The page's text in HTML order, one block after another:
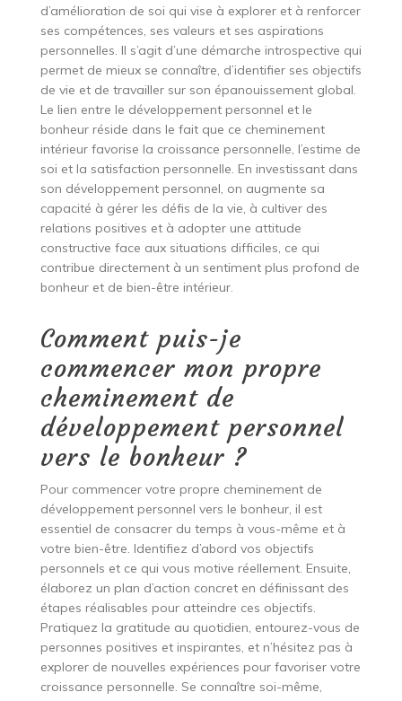
d’amélioration de soi qui vise à explorer et à renforcer
ses compétences, ses valeurs et ses aspirations
personnelles. Il s’agit d’une démarche introspective qui
permet de mieux se connaître, d’identifier ses objectifs
de vie et de travailler sur son épanouissement global.
Le lien entre le développement personnel et le
bonheur réside dans le fait que ce cheminement
intérieur favorise la croissance personnelle, l’estime de
soi et la satisfaction personnelle. En investissant dans
son développement personnel, on augmente sa
capacité à gérer les défis de la vie, à cultiver des
relations positives et à adopter une attitude
constructive face aux situations difficiles, ce qui
contribue directement à un sentiment plus profond de
bonheur et de bien-être intérieur.
Comment puis-je
commencer mon propre
cheminement de
développement personnel
vers le bonheur ?
Pour commencer votre propre cheminement de
développement personnel vers le bonheur, il est
essentiel de consacrer du temps à vous-même et à
votre bien-être. Identifiez d’abord vos objectifs
personnels et ce qui vous motive réellement. Ensuite,
élaborez un plan d’action concret en définissant des
étapes réalisables pour atteindre ces objectifs.
Pratiquez la gratitude au quotidien, entourez-vous de
personnes positives et inspirantes, et n’hésitez pas à
explorer de nouvelles expériences pour favoriser votre
croissance personnelle. Se connaître soi-même,